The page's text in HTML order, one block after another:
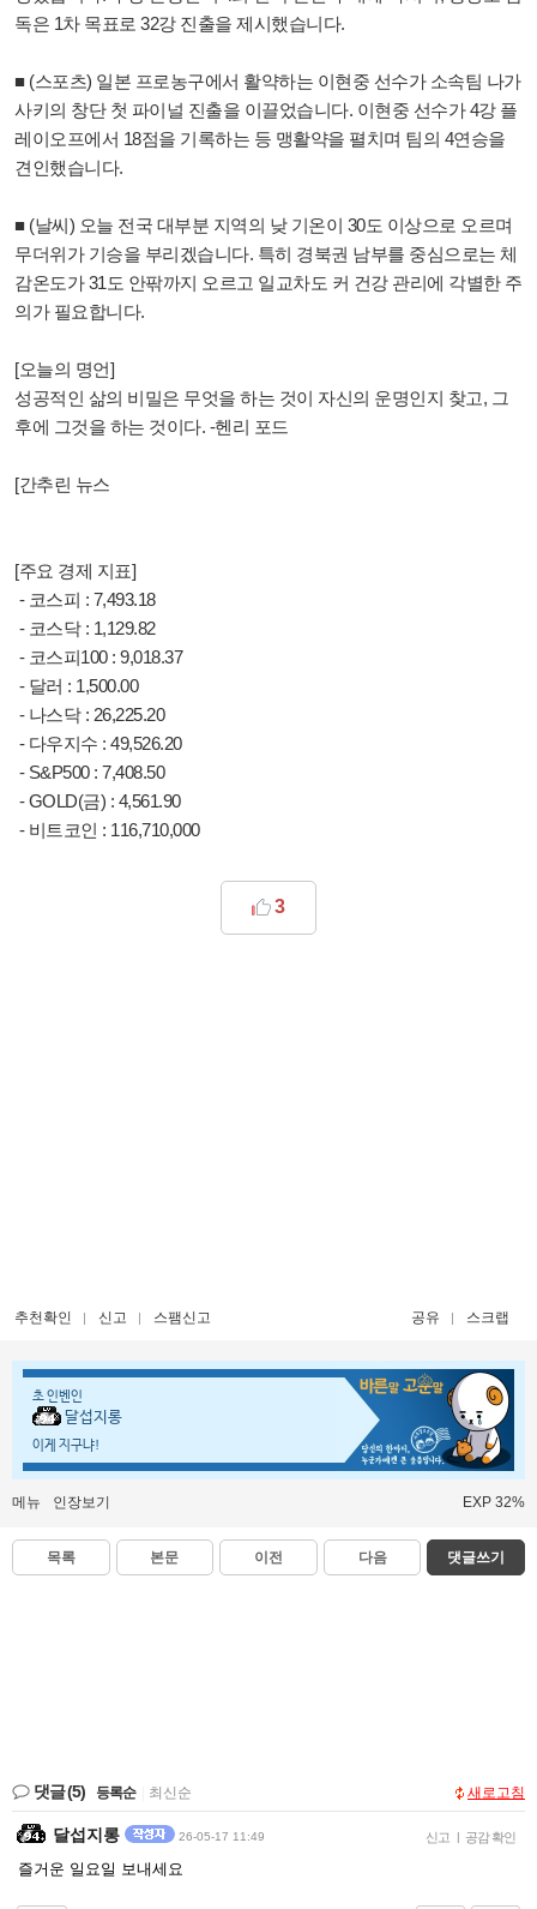
독은 1차 목표로 32강 진출을 제시했습니다.
■ (스포츠) 일본 프로농구에서 활약하는 이현중 선수가 소속팀 나가
사키의 창단 첫 파이널 진출을 이끌었습니다. 이현중 선수가 4강 플
레이오프에서 18점을 기록하는 등 맹활약을 펼치며 팀의 4연승을
견인했습니다.
■ (날씨) 오늘 전국 대부분 지역의 낮 기온이 30도 이상으로 오르며
무더위가 기승을 부리겠습니다. 특히 경북권 남부를 중심으로는 체
감온도가 31도 안팎까지 오르고 일교차도 커 건강 관리에 각별한 주
의가 필요합니다.
[오늘의 명언]
성공적인 삶의 비밀은 무엇을 하는 것이 자신의 운명인지 찾고, 그
후에 그것을 하는 것이다. -헨리 포드
[간추린 뉴스
[주요 경제 지표]
- 코스피 : 7,493.18
- 코스닥 : 1,129.82
- 코스피100 : 9,018.37
- 달러 : 1,500.00
- 나스닥 : 26,225.20
- 다우지수 : 49,526.20
- S&P500 : 7,408.50
- GOLD(금) : 4,561.90
- 비트코인 : 116,710,000
3
추천확인 신고 스팸신고 공유 스크랩
초 인벤인
달섭지롱
이게 지구냐!
메뉴 인장보기 EXP 32%
목록 본문 이전 다음 댓글쓰기
댓글(5) 등록순 최신순 새로고침
달섭지롱 26-05-17 11:49 신고 | 공감 확인
즐거운 일요일 보내세요